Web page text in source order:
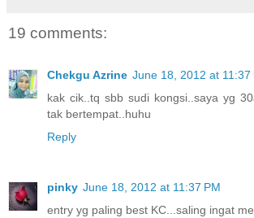
19 comments:
Chekgu Azrine June 18, 2012 at 11:37
kak cik..tq sbb sudi kongsi..saya yg
tak bertempat..huhu
Reply
pinky June 18, 2012 at 11:37 PM
entry yg paling best KC...saling ingat